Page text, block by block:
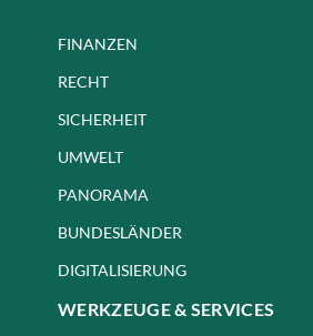
FINANZEN
RECHT
SICHERHEIT
UMWELT
PANORAMA
BUNDESLÄNDER
DIGITALISIERUNG
WERKZEUGE & SERVICES